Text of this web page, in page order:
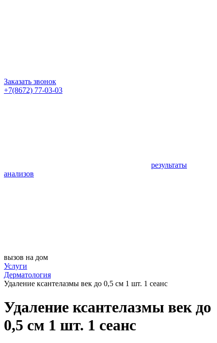
Заказать звонок
+7(8672) 77-03-03
результаты
анализов
вызов на дом
Услуги
Дерматология
Удаление ксантелазмы век до 0,5 см 1 шт. 1 сеанс
Удаление ксантелазмы век до
0,5 см 1 шт. 1 сеанс